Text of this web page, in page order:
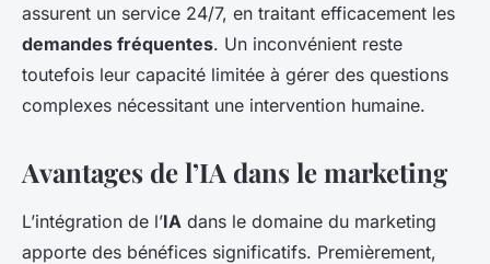
assurent un service 24/7, en traitant efficacement les
demandes fréquentes. Un inconvénient reste
toutefois leur capacité limitée à gérer des questions
complexes nécessitant une intervention humaine.
Avantages de l’IA dans le marketing
L’intégration de l’IA dans le domaine du marketing
apporte des bénéfices significatifs. Premièrement,